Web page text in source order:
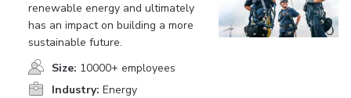
renewable energy and ultimately
has an impact on building a more
sustainable future.
Size: 10000+ employees
Industry: Energy